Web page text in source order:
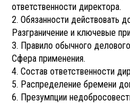
ответственности директора.
2. Обязанности действовать
Разграничение и ключевые
3. Правило обычного
Сфера применения.
4. Состав ответственности
5. Распределение бремени
6. Презумпции